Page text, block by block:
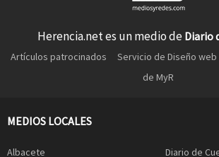
Herencia.net es un medio de Diario
Artículos patrocinados Servicio de Diseño web
de MyR
MEDIOS LOCALES
Albacete Diario de